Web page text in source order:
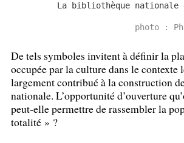
La bibliothèque nationale
photo :
De tels symboles invitent à définir la
occupée par la culture dans le contexte
largement contribué à la construction
nationale. L’opportunité d’ouverture
peut-elle permettre de rassembler la
totalité » ?